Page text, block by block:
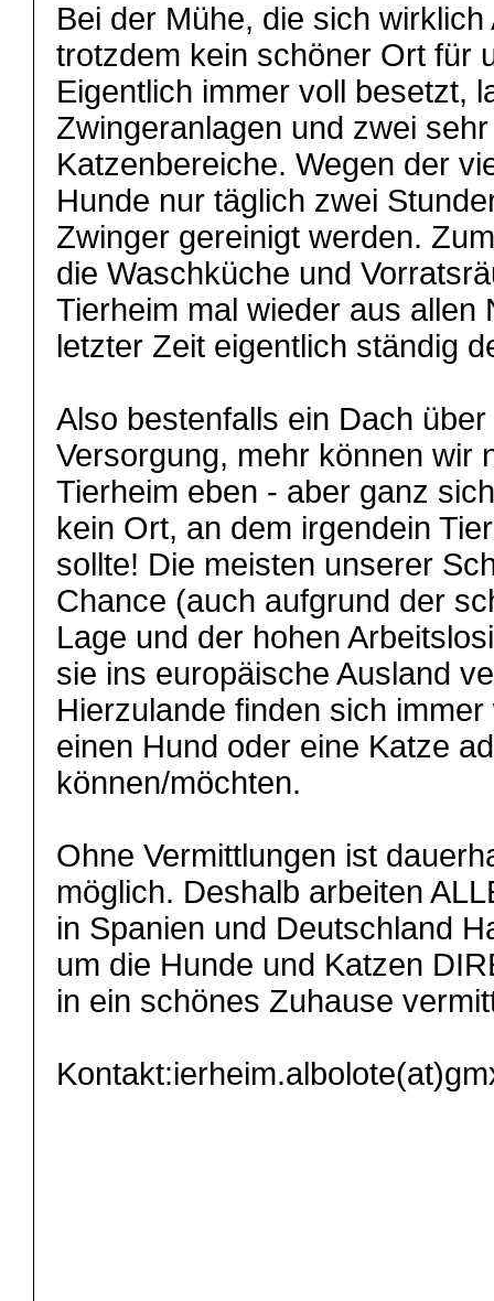
Bei der Mühe, die sich
trotzdem kein schöner Ort für
Eigentlich immer voll besetzt,
Zwingeranlagen und zwei
Katzenbereiche. Wegen der
Hunde nur täglich zwei
Zwinger gereinigt werden.
die Waschküche und
Tierheim mal wieder aus allen
letzter Zeit eigentlich ständig
Also bestenfalls ein Dach
Versorgung, mehr können wir
Tierheim eben - aber ganz
kein Ort, an dem irgendein
sollte! Die meisten unserer
Chance (auch aufgrund der
Lage und der hohen
sie ins europäische Ausland
Hierzulande finden sich
einen Hund oder eine Katze
können/möchten.
Ohne Vermittlungen ist
möglich. Deshalb arbeiten
in Spanien und Deutschland
um die Hunde und Katzen
in ein schönes Zuhause